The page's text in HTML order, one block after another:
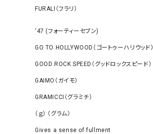
FURALI（フラリ）
‘47 (フォーティーセブン)
GO TO HOLLYWOOD（ゴートゥーハリウッド）
GOOD ROCK SPEED（グッドロックスピード）
GAIMO（ガイモ）
GRAMICCI（グラミチ）
（ｇ） （グラム）
Gives a sense of fullment